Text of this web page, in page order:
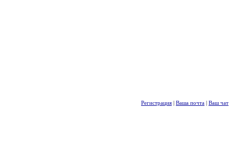
Регистрация | Ваша почта | Ваш чат